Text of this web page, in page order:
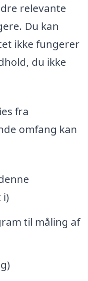
relevante
Du kan
ikke fungerer
du ikke
fra
omfang kan
i)
til måling af